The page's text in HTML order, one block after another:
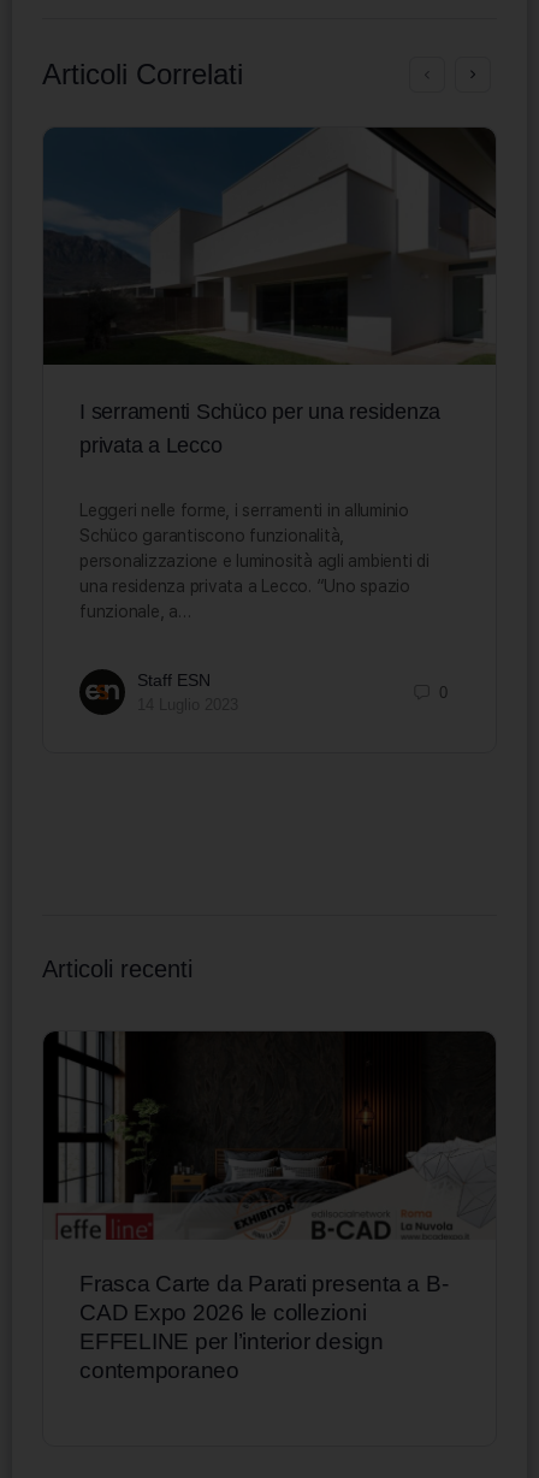
Articoli Correlati
I serramenti Schüco per una residenza
privata a Lecco
Leggeri nelle forme, i serramenti in alluminio
Schüco garantiscono funzionalità,
personalizzazione e luminosità agli ambienti di
una residenza privata a Lecco. “Uno spazio
funzionale, a…
Staff ESN
0
Articoli recenti
Frasca Carte da Parati presenta a B-
CAD Expo 2026 le collezioni
EFFELINE per l’interior design
contemporaneo